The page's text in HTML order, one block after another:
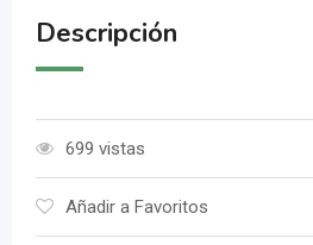
Descripción
699 vistas
Añadir a Favoritos